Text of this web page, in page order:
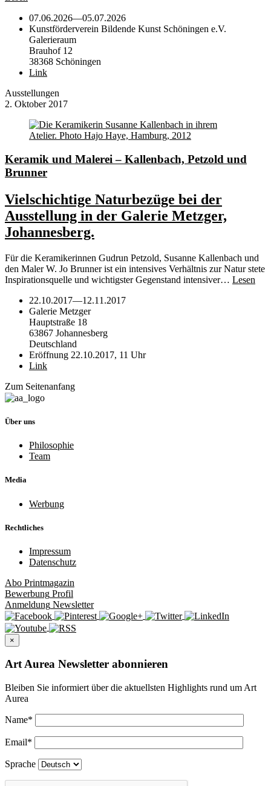
07.06.2026—05.07.2026
Kunstförderverein Bildende Kunst Schöningen e.V.
Galerieraum
Brauhof 12
38368 Schöningen
Link
Ausstellungen
2. Oktober 2017
Keramik und Malerei – Kallenbach, Petzold und
Brunner
Vielschichtige Naturbezüge bei der
Ausstellung in der Galerie Metzger,
Johannesberg.
Für die Keramikerinnen Gudrun Petzold, Susanne Kallenbach und
den Maler W. Jo Brunner ist ein intensives Verhältnis zur Natur stete
Inspirationsquelle und wichtigster Gegenstand intensiver… Lesen
22.10.2017—12.11.2017
Galerie Metzger
Hauptstraße 18
63867 Johannesberg
Deutschland
Eröffnung 22.10.2017, 11 Uhr
Link
Zum Seitenanfang
Über uns
Philosophie
Team
Media
Werbung
Rechtliches
Impressum
Datenschutz
Abo Printmagazin
Bewerbung Profil
Anmeldung Newsletter
×
Art Aurea Newsletter abonnieren
Bleiben Sie informiert über die aktuellsten Highlights rund um Art
Aurea
Name*
Email*
Sprache